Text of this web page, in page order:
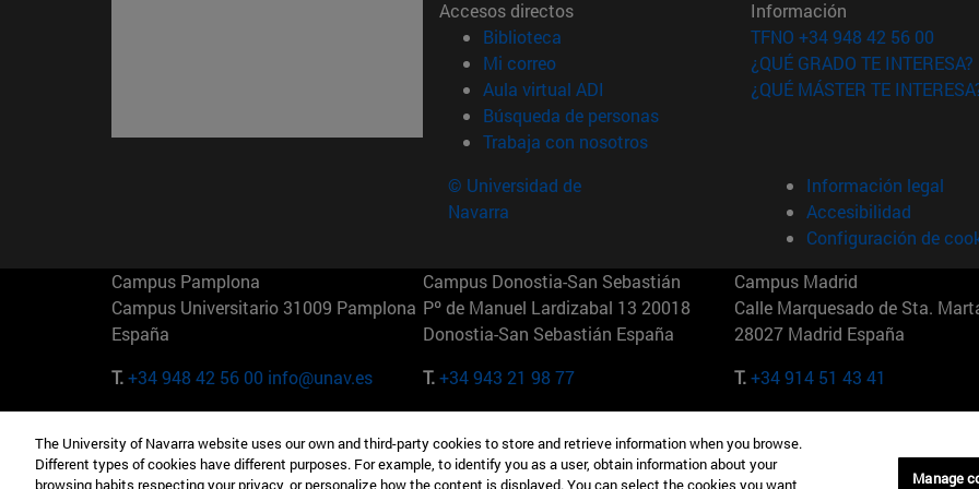
Accesos directos
Biblioteca (abre en nueva ventana)
Mi correo(abre en nueva ventana)
Aula virtual ADI (abre en nueva ventana)
Búsqueda de personas(abre en nueva ventana)
Trabaja con nosotros(abre en nueva ventana)
Información
TFNO +34 948 42 56 00
¿QUÉ GRADO TE INTERESA?
¿QUÉ MÁSTER TE
© Universidad de
Navarra
Información legal
Accesibilidad
Configuración de
Campus Pamplona
Campus Universitario 31009 Pamplona
España
T.+34 948 42 56 00 info@unav.es
Campus Donostia-San Sebastián
Pº de Manuel Lardizabal 13 20018
Donostia-San Sebastián España
T.+34 943 21 98 77
Campus Madrid
Calle Marquesado de Sta.
28027 Madrid España
T.+34 914 51 43 41
Camino del Cerro Águila 3 28023
Madrid España
165 W 57th St 10019-2201 Nueva York
EE.UU
Maria-Theresia-Straße 15
Múnich Alemania
The University of Navarra website uses our own and third-party cookies to store and retrieve information when you browse.
Different types of cookies have different purposes. For example, to identify you as a user, obtain information about your
browsing habits respecting your privacy, or personalize how the content is displayed. You can select the cookies you want
Manage